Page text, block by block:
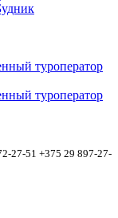
туроператор
27-51 +375 29 897-27-